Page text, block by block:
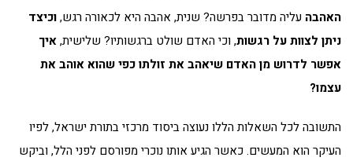
האהבה עליה מדובר בפרשה? שנית, אהבה היא לכאורה רגש,וכיצד
ניתן לצוות על רגשות, וכי האדם שולט ברגשותיו? שלישית,איך
אפשר לדרוש מן האדם שיאהב את זולתו כפי שהוא אוהב את
עצמו?
התשובה לכל השאלות הללו נעוצה ביסוד מרכזי בתורת ישראל, לפיו
העיקר הוא המעשים. כאשר הגיע אותו נוכרי מפורסם לפני הלל, וביקש